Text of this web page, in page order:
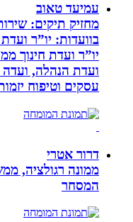
עמיעד טאוב
מחזיק תיקים:
בוועדות: יו”ר ועדת
יו”ר ועדת חינוך
ועדת הנהלה, ועדה
עסקים וטיפוח יזמות
דרור אטרי
ממונה רגולציה, ממשל
המסחר